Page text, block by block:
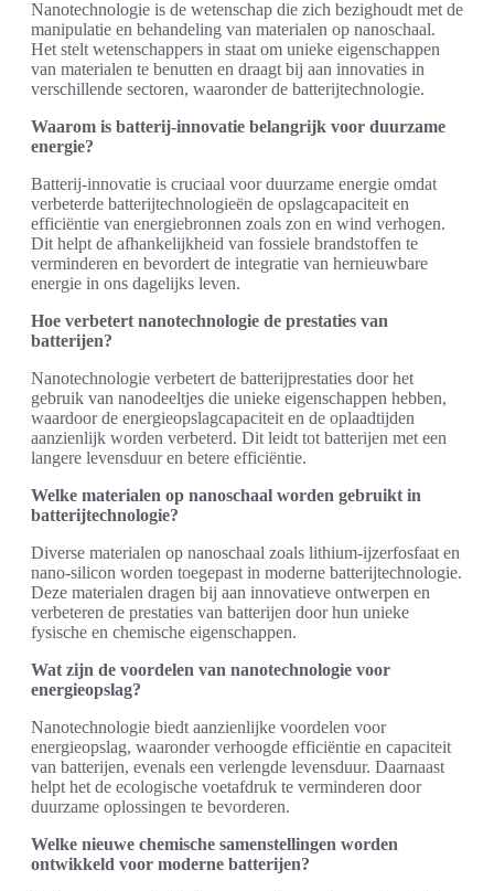
Nanotechnologie is de wetenschap die zich bezighoudt met de
manipulatie en behandeling van materialen op nanoschaal.
Het stelt wetenschappers in staat om unieke eigenschappen
van materialen te benutten en draagt bij aan innovaties in
verschillende sectoren, waaronder de batterijtechnologie.
Waarom is batterij-innovatie belangrijk voor duurzame
energie?
Batterij-innovatie is cruciaal voor duurzame energie omdat
verbeterde batterijtechnologieën de opslagcapaciteit en
efficiëntie van energiebronnen zoals zon en wind verhogen.
Dit helpt de afhankelijkheid van fossiele brandstoffen te
verminderen en bevordert de integratie van hernieuwbare
energie in ons dagelijks leven.
Hoe verbetert nanotechnologie de prestaties van
batterijen?
Nanotechnologie verbetert de batterijprestaties door het
gebruik van nanodeeltjes die unieke eigenschappen hebben,
waardoor de energieopslagcapaciteit en de oplaadtijden
aanzienlijk worden verbeterd. Dit leidt tot batterijen met een
langere levensduur en betere efficiëntie.
Welke materialen op nanoschaal worden gebruikt in
batterijtechnologie?
Diverse materialen op nanoschaal zoals lithium-ijzerfosfaat en
nano-silicon worden toegepast in moderne batterijtechnologie.
Deze materialen dragen bij aan innovatieve ontwerpen en
verbeteren de prestaties van batterijen door hun unieke
fysische en chemische eigenschappen.
Wat zijn de voordelen van nanotechnologie voor
energieopslag?
Nanotechnologie biedt aanzienlijke voordelen voor
energieopslag, waaronder verhoogde efficiëntie en capaciteit
van batterijen, evenals een verlengde levensduur. Daarnaast
helpt het de ecologische voetafdruk te verminderen door
duurzame oplossingen te bevorderen.
Welke nieuwe chemische samenstellingen worden
ontwikkeld voor moderne batterijen?